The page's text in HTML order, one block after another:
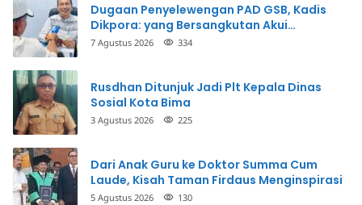
Dugaan Penyelewengan PAD GSB, Kadis
Dikpora: yang Bersangkutan Akui
Perbuatannya dan Siap Mengembalikan
7 Agustus 2026 334
Rusdhan Ditunjuk Jadi Plt Kepala Dinas
Sosial Kota Bima
3 Agustus 2026 225
Dari Anak Guru ke Doktor Summa Cum
Laude, Kisah Taman Firdaus Menginspirasi
5 Agustus 2026 130